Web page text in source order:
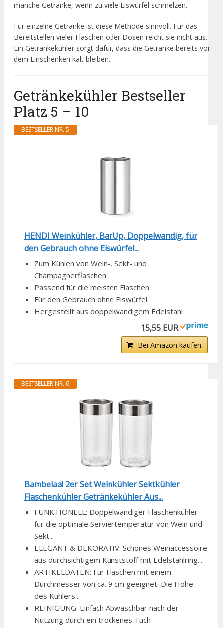
manche Getränke, wenn zu viele Eiswürfel schmelzen.
Für einzelne Getränke ist diese Methode sinnvoll. Für das
Bereitstellen vieler Flaschen oder Dosen reicht sie nicht aus.
Ein Getränkekühler sorgt dafür, dass die Getränke bereits vor
dem Einschenken kalt bleiben.
Getränkekühler Bestseller
Platz 5 – 10
BESTSELLER NR. 5
HENDI Weinkühler, BarUp, Doppelwandig, für
den Gebrauch ohne Eiswürfel...
Zum Kühlen von Wein-, Sekt- und
Champagnerflaschen
Passend für die meisten Flaschen
Für den Gebrauch ohne Eiswürfel
Hergestellt aus doppelwandigem Edelstahl
15,55 EUR
Bei Amazon kaufen
BESTSELLER NR. 6
Bambelaa! 2er Set Weinkühler Sektkühler
Flaschenkühler Getränkekühler Aus...
FUNKTIONELL: Doppelwandiger Flaschenkühler
für die optimale Serviertemperatur von Wein und
Sekt...
ELEGANT & DEKORATIV: Schönes Weinaccessoire
aus durchsichtigem Kunststoff mit Edelstahlring...
ARTIKELDATEN: Für Flaschen mit einem
Durchmesser von ca. 9 cm geeignet. Die Höhe
des Kühlers...
REINIGUNG: Einfach Abwaschbar nach der
Nutzung durch ein trockenes Tuch